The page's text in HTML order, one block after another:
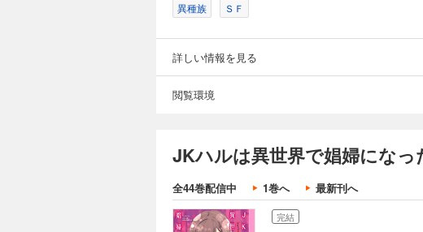
異種族 ＳＦ
詳しい情報を見る
閲覧環境
JKハルは異世界で娼婦にな
全44巻配信中 1巻へ 最新刊へ
完結